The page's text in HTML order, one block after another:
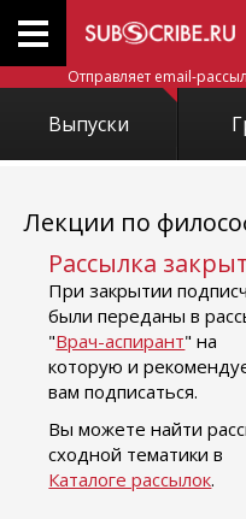
Отправляет email-
Выпуски
Лекции по
Рассылка
При закрытии
были переданы в
"Врач-аспирант" на
которую и
вам подписаться.
Вы можете найти
сходной тематики в
Каталоге рассылок.